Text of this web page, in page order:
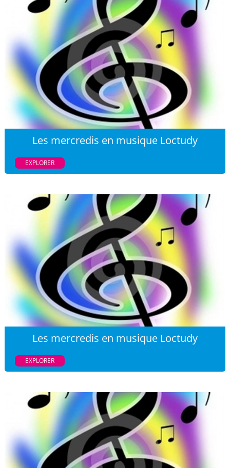
Les mercredis en musique Loctudy
EXPLORER
Les mercredis en musique Loctudy
EXPLORER